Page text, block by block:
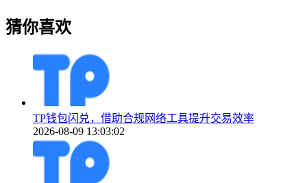
猜你喜欢
TP钱包闪兑，借助合规网络工具提升交易效率
2026-08-09 13:03:02